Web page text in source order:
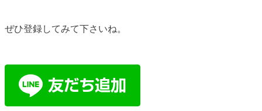
ぜひ登録してみて下さいね。